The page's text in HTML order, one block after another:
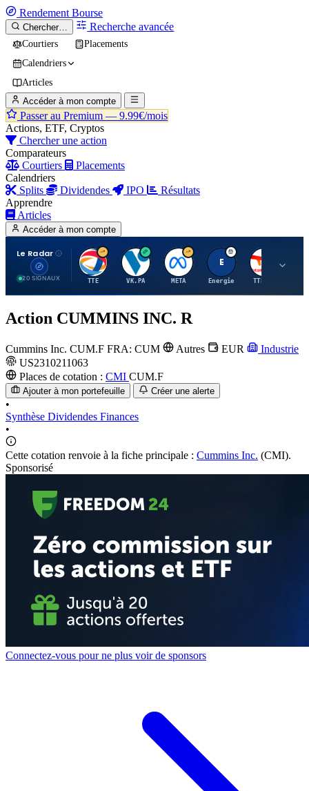
Rendement Bourse
Chercher… Recherche avancée
Courtiers
Placements
Calendriers
Articles
Accéder à mon compte
Passer au Premium — 9.99€/mois
Actions, ETF, Cryptos
Chercher une action
Comparateurs
Courtiers
Placements
Calendriers
Splits
Dividendes IPO
Résultats
Apprendre
Articles
Accéder à mon compte
Le Radar
20 SIGNAUX
T
TTE
V
VK.PA
M
META
E
Energie
T
TTE.PA
Action CUMMINS INC. R
Cummins Inc. CUM.F FRA: CUM Autres EUR
Industrie
US2310211063
Places de cotation : CMI CUM.F
Ajouter à mon portefeuille Créer une alerte
•
Synthèse Dividendes Finances
•
Cette cotation renvoie à la fiche principale : Cummins Inc. (CMI).
Sponsorisé
Connectez-vous pour ne plus voir de sponsors